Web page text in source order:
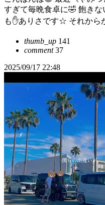
すぎて毎晩食卓に🤣 飽き
も✋ありさです☆ それから
thumb_up 141
comment37
2025/09/17 22:48